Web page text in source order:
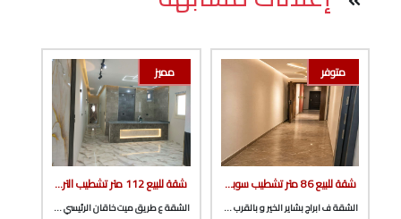
متوفر
شقة للبيع 86 متر تشطيب سوبر لوكس ف ابراج بشاير الخير و بالقرب من العثيم و شارع باريس من الوسيط العقارية بشبين الكوم
الشقة ف ابراج بشاير الخير و بالقرب من العثيم و شارع باريس
مميز
شقة للبيع 112 متر تشطيب الترا سوبر لوكس ع طريق ميت خاقان الرئيسي و ناصيه شارع جانبي من الوسيط العقارية بشبين الكوم
الشقة ع طريق ميت خاقان الرئيسي و ناصيه شارع جانبي